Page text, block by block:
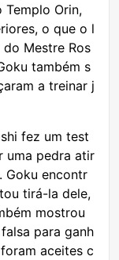
Templo Orin,
o que o l
Mestre Ros
também s
a treinar j
fez um test
uma pedra atir
Goku encontr
tirá-la dele,
mostrou
para ganh
aceites c